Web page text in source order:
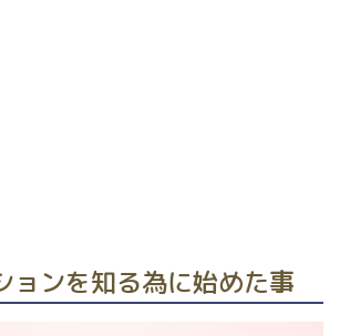
ョンを知る為に始めた事